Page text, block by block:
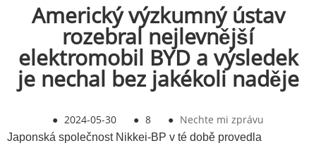
Americký výzkumný ústav
rozebral nejlevnější
elektromobil BYD a výsledek
je nechal bez jakékoli naděje
● 2024-05-30 ● 8 ● Nechte mi zprávu
Japonská společnost Nikkei-BP v té době provedla